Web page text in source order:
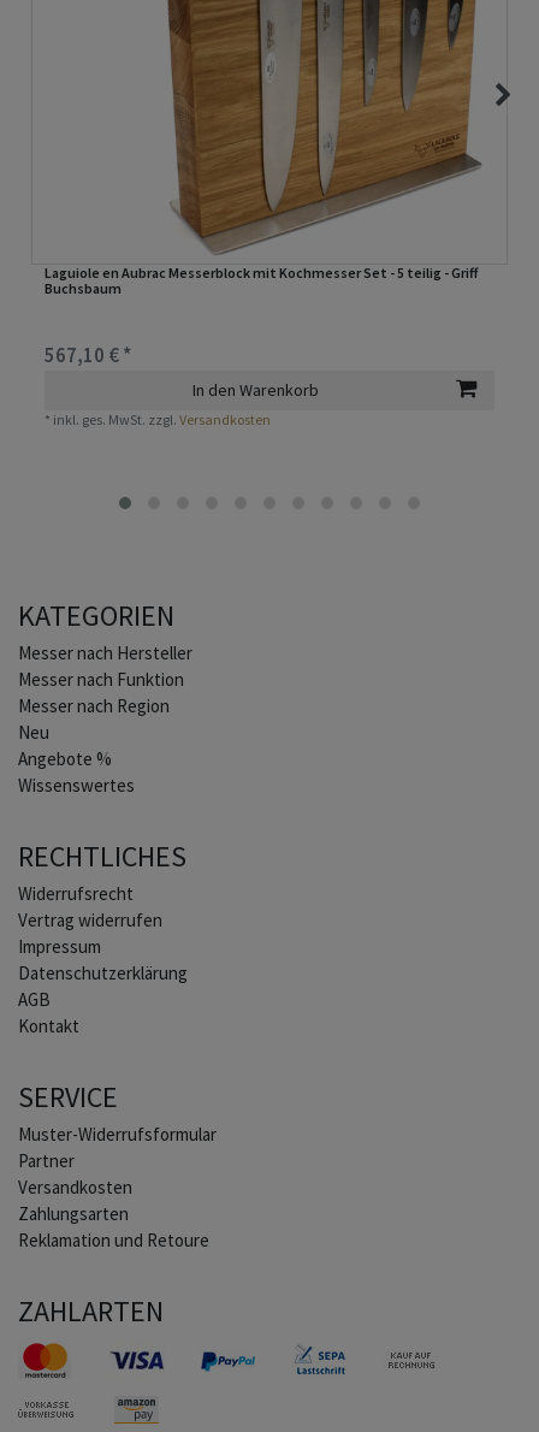
Laguiole en Aubrac Messerblock mit Kochmesser Set - 5 teilig - Griff
Buchsbaum
567,10 € *
In den Warenkorb
* inkl. ges. MwSt. zzgl.Versandkosten
KATEGORIEN
Home
Messer nach Hersteller
Messer nach Funktion
Messer nach Region
Neu
Angebote %
Wissenswertes
RECHTLICHES
Widerrufs­recht
Vertrag widerrufen
Impressum
Daten­schutz­erklärung
AGB
Kontakt
SERVICE
Muster-Widerrufsformular
Partner
Versandkosten
Zahlungsarten
Reklamation und Retoure
ZAHLARTEN